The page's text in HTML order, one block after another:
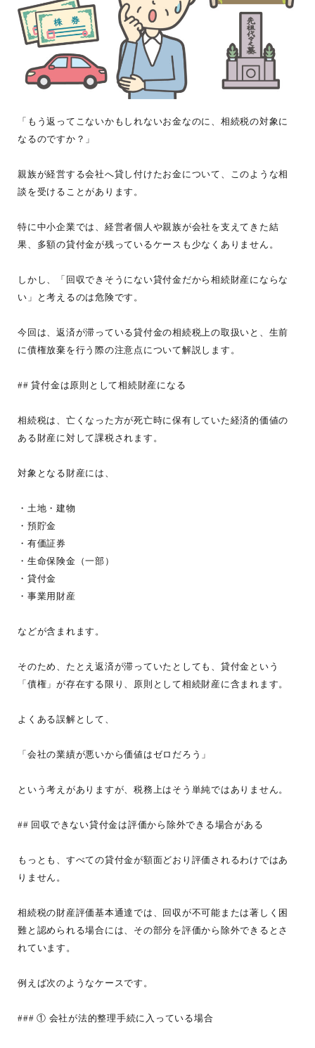
「もう返ってこないかもしれないお金なのに、相続税の対象に
なるのですか？」
親族が経営する会社へ貸し付けたお金について、このような相
談を受けることがあります。
特に中小企業では、経営者個人や親族が会社を支えてきた結
果、多額の貸付金が残っているケースも少なくありません。
しかし、「回収できそうにない貸付金だから相続財産にならな
い」と考えるのは危険です。
今回は、返済が滞っている貸付金の相続税上の取扱いと、生前
に債権放棄を行う際の注意点について解説します。
## 貸付金は原則として相続財産になる
相続税は、亡くなった方が死亡時に保有していた経済的価値の
ある財産に対して課税されます。
対象となる財産には、
・土地・建物
・預貯金
・有価証券
・生命保険金（一部）
・貸付金
・事業用財産
などが含まれます。
そのため、たとえ返済が滞っていたとしても、貸付金という
「債権」が存在する限り、原則として相続財産に含まれます。
よくある誤解として、
「会社の業績が悪いから価値はゼロだろう」
という考えがありますが、税務上はそう単純ではありません。
## 回収できない貸付金は評価から除外できる場合がある
もっとも、すべての貸付金が額面どおり評価されるわけではあ
りません。
相続税の財産評価基本通達では、回収が不可能または著しく困
難と認められる場合には、その部分を評価から除外できるとさ
れています。
例えば次のようなケースです。
### ① 会社が法的整理手続に入っている場合